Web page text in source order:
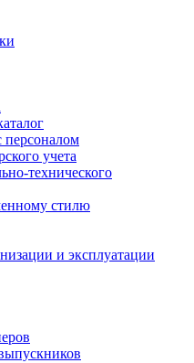
персоналом
учета
технического
стилю
и эксплуатации